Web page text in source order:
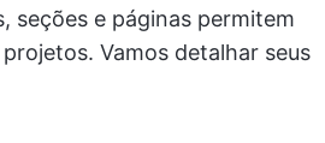
seções e páginas permitem
Vamos detalhar seus